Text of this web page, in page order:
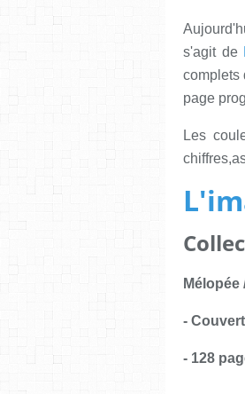
s'agit de
complets
page
Les
-
- 128